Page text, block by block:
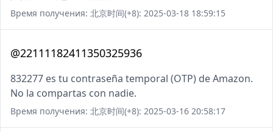
Время получения: 北京时间(+8): 2025-03-18 18:59:15
@22111182411350325936
832277 es tu contraseña temporal (OTP) de Amazon.
No la compartas con nadie.
Время получения: 北京时间(+8): 2025-03-16 20:58:17